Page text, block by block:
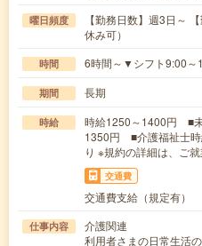
曜日頻度
【勤務日数】週3日～
休み可）
時間 6時間～▼シフト9:00～
期間 長期
時給
時給1250～1400円 ■
1350円 ■介護福祉士
り ※規約の詳細は、ご
交通費
交通費支給（規定有）
仕事内容
介護関連
利用者さまの日常生活